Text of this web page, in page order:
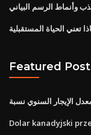
تعني الحياة المستقبلية
Featured
الإيجار السنوي نسبة
Dolar kanadyjski